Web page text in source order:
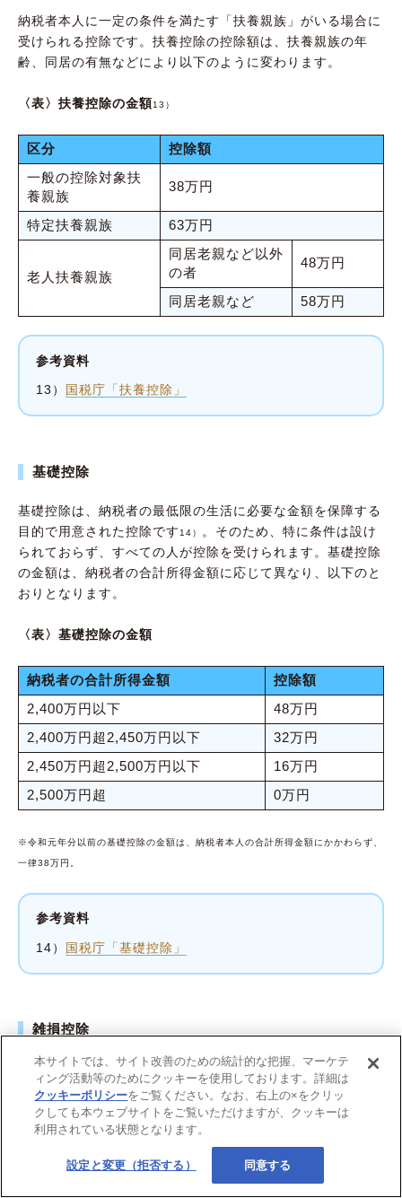
納税者本人に一定の条件を満たす「扶養親族」がいる場合に
受けられる控除です。扶養控除の控除額は、扶養親族の年
齢、同居の有無などにより以下のように変わります。
〈表〉扶養控除の金額13）
区分
控除額
一般の控除対象扶
養親族
38万円
特定扶養親族 63万円
老人扶養親族
同居老親など以外
の者
48万円
同居老親など 58万円
参考資料
13） 国税庁「扶養控除」
基礎控除
基礎控除は、納税者の最低限の生活に必要な金額を保障する
目的で用意された控除です 14）
。そのため、特に条件は設け
られておらず、すべての人が控除を受けられます。基礎控除
の金額は、納税者の合計所得金額に応じて異なり、以下のと
おりとなります。
〈表〉基礎控除の金額
納税者の合計所得金額
控除額
2,400万円以下
48万円
2,400万円超2,450万円以下
32万円
2,450万円超2,500万円以下
16万円
2,500万円超
0万円
※令和元年分以前の基礎控除の金額は、納税者本人の合計所得金額にかかわらず、
一律38万円。
参考資料
14） 国税庁「基礎控除」
雑損控除
雑損控除は、災害や盗難などで資産に損害を受けた場合に利
用できる控除です 15）。条件を満たす資産が、所定の災害や
盗難、横領によって損なわれた場合に、一定金額が控除され
ます。なお、雑損控除の申請期間は5年間です。
雑損控除の金額は、以下の式で計算できます。
本サイトでは、サイト改善のための統計的な把握、マーケテ
ィング活動等のためにクッキーを使用しております。詳細は
クッキーポリシーをご覧ください。なお、右上の×をクリッ
クしても本ウェブサイトをご覧いただけますが、クッキーは
利用されている状態となります。
設定と変更（拒否する） 同意する